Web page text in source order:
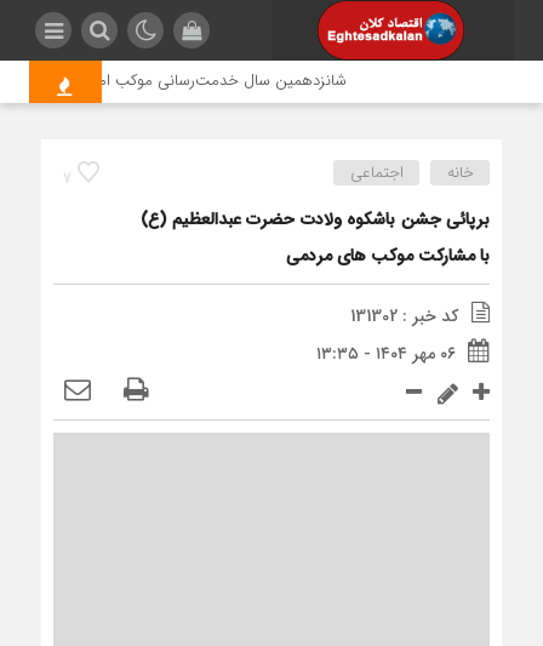
شانزدهمین سال خدمت‌رسانی موکب امام رضا (ع)
7 خانه اجتماعی
برپائی جشن باشکوه ولادت حضرت عبدالعظیم (ع)
با مشارکت موکب های مردمی
کد خبر : 131302
۰۶ مهر ۱۴۰۴ - ۱۳:۳۵